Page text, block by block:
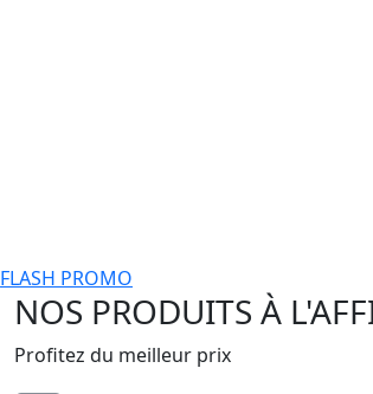
FLASH PROMO
NOS PRODUITS À
Profitez du meilleur prix